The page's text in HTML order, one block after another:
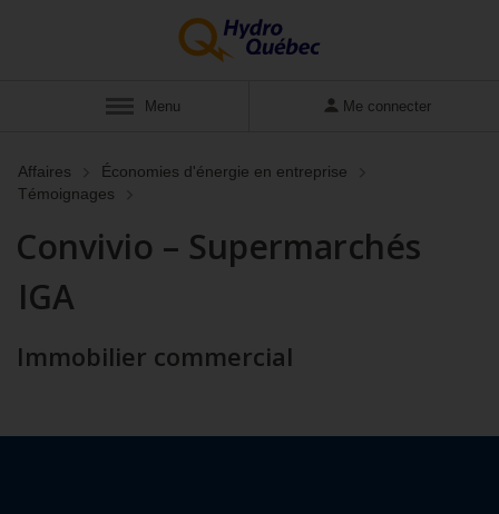
Afficher
Menu Me connecter
Affaires
Économies d'énergie en entreprise
Témoignages
Convivio – Supermarchés
IGA
Immobilier commercial